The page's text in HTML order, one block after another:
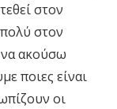
στον
στον
ακούσω
ποιες είναι
οι